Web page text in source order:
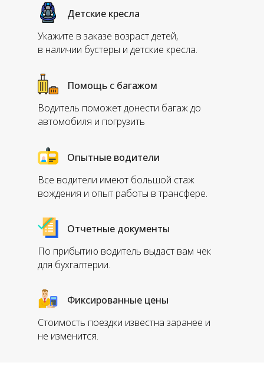
Укажите в заказе возраст детей,
в наличии бустеры и детские кресла.
Водитель поможет донести багаж до
автомобиля и погрузить
Детские кресла
Помощь с багажом
Все водители имеют большой стаж
вождения и опыт работы в трансфере.
По прибытию водитель выдаст вам чек
для бухгалтерии.
Стоимость поездки известна заранее и
не изменится.
Опытные водители
Отчетные документы
Фиксированные цены